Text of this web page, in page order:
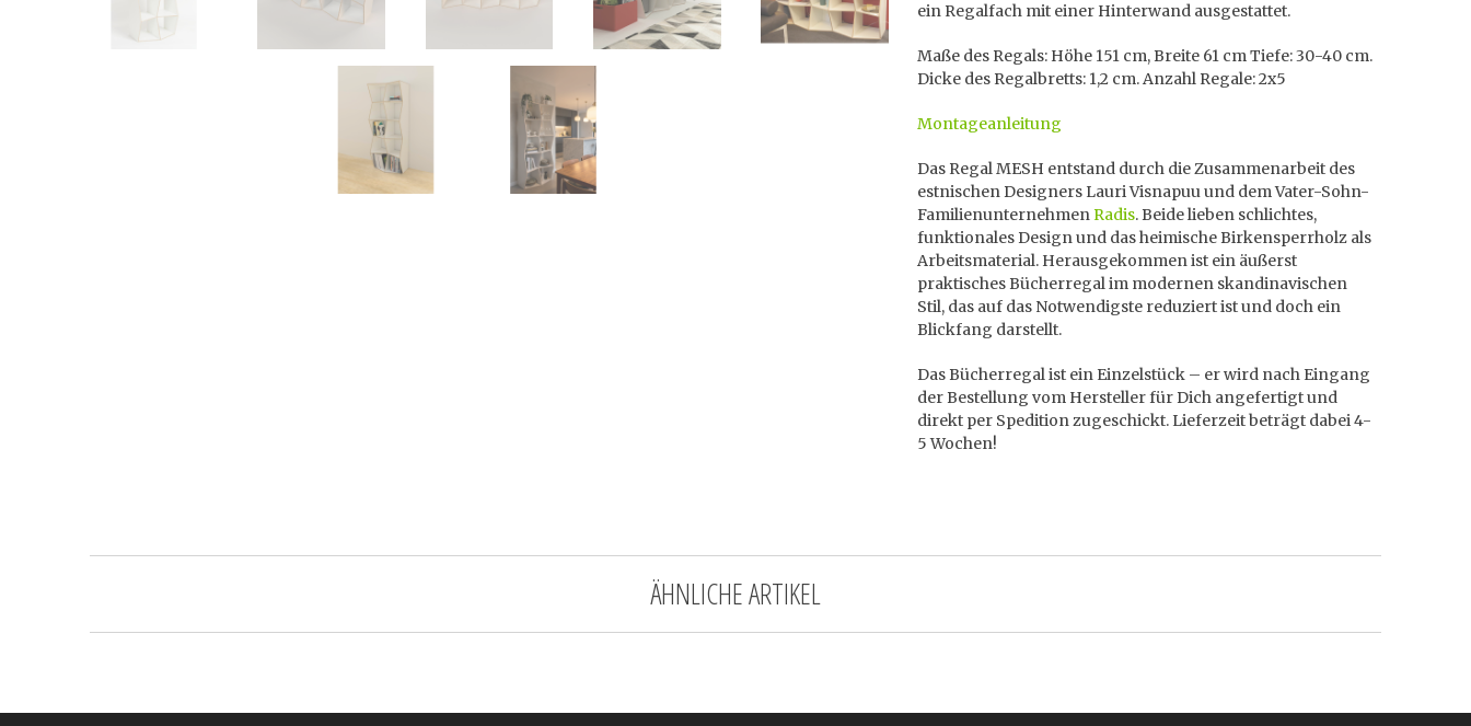
ein Regalfach mit einer Hinterwand ausgestattet.
Maße des Regals: Höhe 151 cm, Breite 61 cm Tiefe: 30-40 cm.
Dicke des Regalbretts: 1,2 cm. Anzahl Regale: 2x5
Montageanleitung
Das Regal MESH entstand durch die Zusammenarbeit des
estnischen Designers Lauri Visnapuu und dem Vater-Sohn-
FamilienunternehmenRadis. Beide lieben schlichtes,
funktionales Design und das heimische Birkensperrholz als
Arbeitsmaterial. Herausgekommen ist ein äußerst
praktisches Bücherregal im modernen skandinavischen
Stil, das auf das Notwendigste reduziert ist und doch ein
Blickfang darstellt.
Das Bücherregal ist ein Einzelstück – er wird nach Eingang
der Bestellung vom Hersteller für Dich angefertigt und
direkt per Spedition zugeschickt. Lieferzeit beträgt dabei 4-
5 Wochen!
ÄHNLICHE ARTIKEL